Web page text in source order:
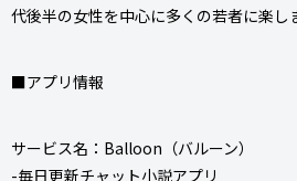
代後半の女性を中心に多くの若者に楽し
■アプリ情報
サービス名：Balloon（バルーン）
-毎日更新チャット小説アプリ